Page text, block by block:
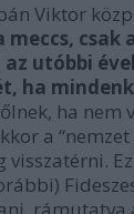
Viktor
csak
utóbbi
ha
ha nem
a
visszatérni.